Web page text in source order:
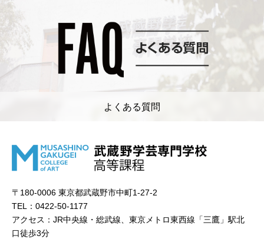
よくある質問
〒180-0006 東京都武蔵野市中町1-27-2
TEL：0422-50-1177
アクセス：JR中央線・総武線、東京メトロ東西線「三鷹」駅北
口徒歩3分